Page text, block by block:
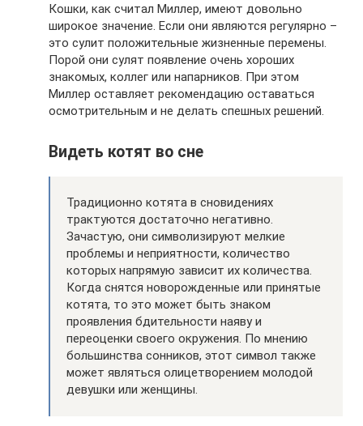
Кошки, как считал Миллер, имеют довольно
широкое значение. Если они являются регулярно –
это сулит положительные жизненные перемены.
Порой они сулят появление очень хороших
знакомых, коллег или напарников. При этом
Миллер оставляет рекомендацию оставаться
осмотрительным и не делать спешных решений.
Видеть котят во сне
Традиционно котята в сновидениях
трактуются достаточно негативно.
Зачастую, они символизируют мелкие
проблемы и неприятности, количество
которых напрямую зависит их количества.
Когда снятся новорожденные или принятые
котята, то это может быть знаком
проявления бдительности наяву и
переоценки своего окружения. По мнению
большинства сонников, этот символ также
может являться олицетворением молодой
девушки или женщины.